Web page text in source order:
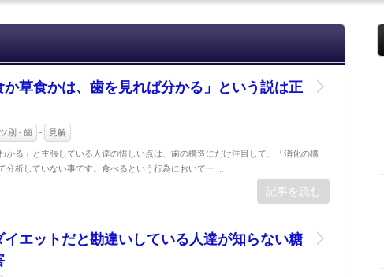
か草食かは、歯を見れば分かる」という説は正
別 - 歯 - 見解
かる」と主張している人達の惜しい点は、歯の構造にだけ注目して、「消化の構
分析していない事です。食べるという行為において一 ...
記事を読む
イエットだと勘違いしている人達が知らない糖